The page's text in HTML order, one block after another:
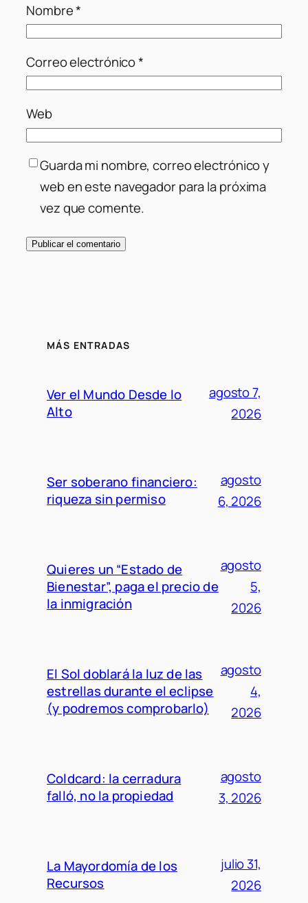
Nombre*
Correo electrónico*
Web
Guarda mi nombre, correo electrónico y
web en este navegador para la próxima
vez que comente.
MÁS ENTRADAS
Ver el Mundo Desde lo
Alto
agosto 7,
2026
Ser soberano financiero:
riqueza sin permiso
agosto
6, 2026
Quieres un “Estado de
Bienestar”, paga el precio de
la inmigración
agosto
5,
2026
El Sol doblará la luz de las
estrellas durante el eclipse
(y podremos comprobarlo)
agosto
4,
2026
Coldcard: la cerradura
falló, no la propiedad
agosto
3, 2026
La Mayordomía de los
Recursos
julio 31,
2026